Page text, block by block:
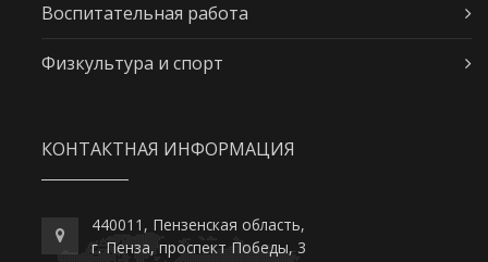
Воспитательная работа
Физкультура и спорт
КОНТАКТНАЯ ИНФОРМАЦИЯ
440011, Пензенская область,
г. Пенза, проспект Победы, 3